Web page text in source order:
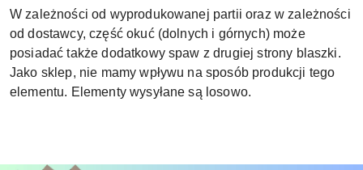
W zależności od wyprodukowanej partii oraz w zależności
od dostawcy, część okuć (dolnych i górnych) może
posiadać także dodatkowy spaw z drugiej strony blaszki.
Jako sklep, nie mamy wpływu na sposób produkcji tego
elementu. Elementy wysyłane są losowo.